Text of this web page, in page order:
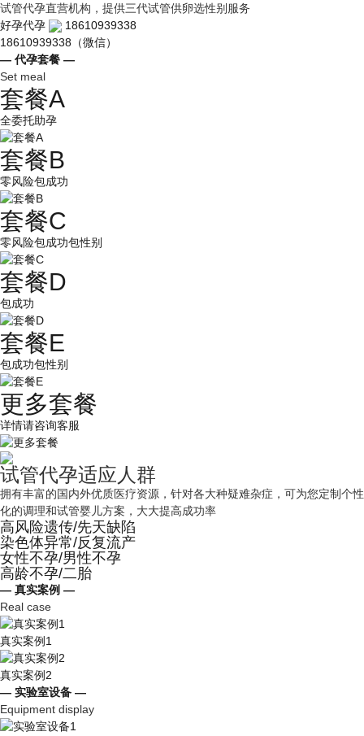
试管代孕直营机构，提供三代试管供卵选性别服务
好孕代孕
18610939338
18610939338（微信）
— 代孕套餐 —
Set meal
套餐A
全委托助孕
套餐B
零风险包成功
套餐C
零风险包成功包性别
套餐D
包成功
套餐E
包成功包性别
更多套餐
详情请咨询客服
试管代孕适应人群
拥有丰富的国内外优质医疗资源，针对各大种疑难杂症，可为您定制个性
化的调理和试管婴儿方案，大大提高成功率
高风险遗传/先天缺陷
染色体异常/反复流产
女性不孕/男性不孕
高龄不孕/二胎
— 真实案例 —
Real case
真实案例1
真实案例2
— 实验室设备 —
Equipment display